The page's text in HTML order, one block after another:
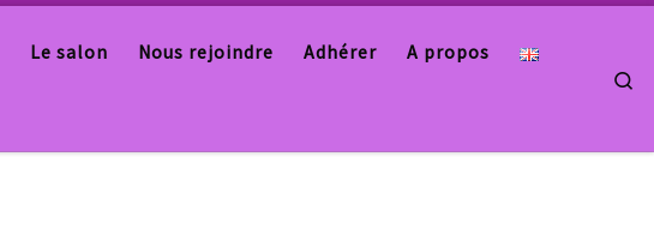
Le salon Nous rejoindre Adhérer
A propos